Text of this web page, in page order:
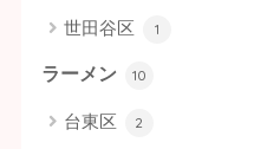
世田谷区 1
ラーメン 10
台東区 2